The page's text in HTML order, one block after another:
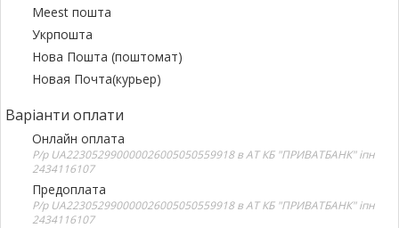
Meest пошта
Укрпошта
Нова Пошта (поштомат)
Новая Почта(курьер)
Варіанти оплати
Онлайн оплата
Р/р UA223052990000026005050559918 в АТ КБ "ПРИВАТБАНК" іпн
2434116107
Предоплата
Р/р UA223052990000026005050559918 в АТ КБ "ПРИВАТБАНК" іпн
2434116107